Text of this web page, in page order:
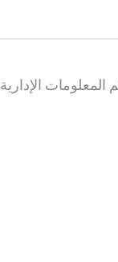
الإدارية